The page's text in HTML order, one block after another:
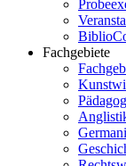
Fachgebiete